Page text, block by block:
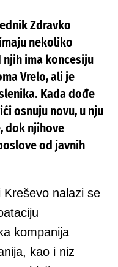
Zdravko
nekoliko
njih ima koncesiju
Vrelo, ali je
Kada dođe
osnuju novu, u nju
dok njihove
od javnih
Kreševo nalazi se
kompanija
kao i niz